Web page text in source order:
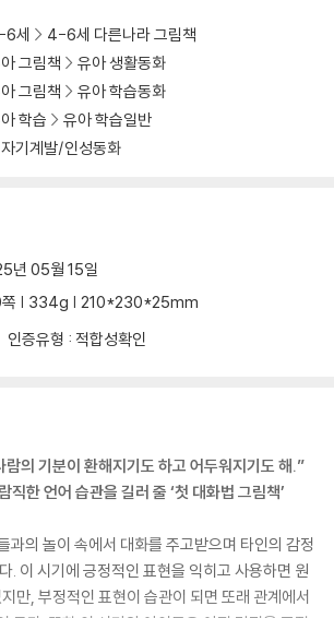
세
4-6세 다른나라 그림책
그림책
유아 생활동화
그림책
유아 학습동화
학습
유아 학습일반
자기계발/인성동화
년 05월 15일
| 334g | 210*230*25mm
인증유형 : 적합성확인
의 기분이 환해지기도 하고 어두워지기도 해.”
한 언어 습관을 길러 줄 ‘첫 대화법 그림책’
의 놀이 속에서 대화를 주고받으며 타인의 감정
. 이 시기에 긍정적인 표현을 익히고 사용하면 원
만, 부정적인 표현이 습관이 되면 또래 관계에서